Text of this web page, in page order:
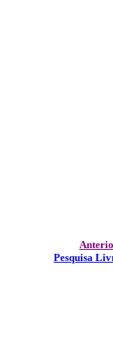
Pesquisa